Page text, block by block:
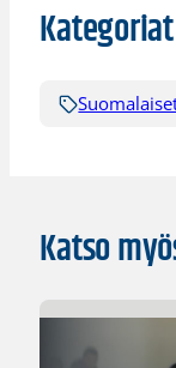
Kategoriat
Katso